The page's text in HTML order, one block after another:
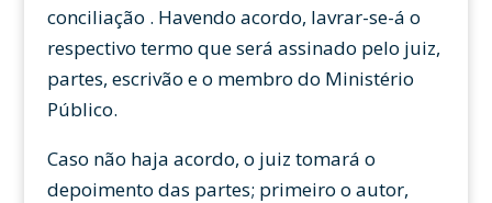
conciliação . Havendo acordo, lavrar-se-á o
respectivo termo que será assinado pelo juiz,
partes, escrivão e o membro do Ministério
Público.
Caso não haja acordo, o juiz tomará o
depoimento das partes; primeiro o autor,